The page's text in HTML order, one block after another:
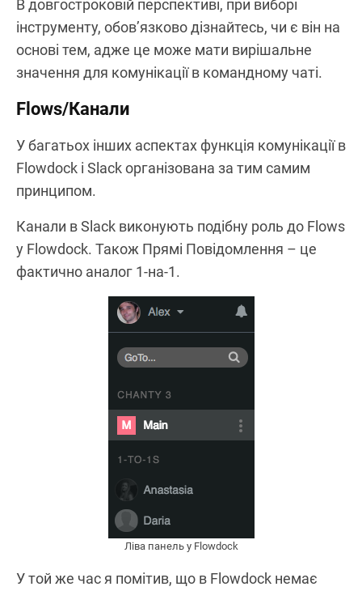
В довгостроковій перспективі, при виборі
інструменту, обов’язково дізнайтесь, чи є він на
основі тем, адже це може мати вирішальне
значення для комунікації в командному чаті.
Flows/Канали
У багатьох інших аспектах функція комунікації в
Flowdock і Slack організована за тим самим
принципом.
Канали в Slack виконують подібну роль до Flows
у Flowdock. Також Прямі Повідомлення – це
фактично аналог 1-на-1.
Ліва панель у Flowdock
У той же час я помітив, що в Flowdock немає